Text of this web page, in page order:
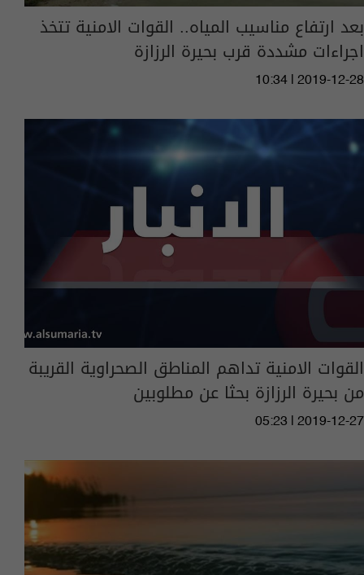
بعد ارتفاع مناسيب المياه.. القوات الامنية تتخذ
اجراءات مشددة قرب بحيرة الرزازة
10:34 | 2019-12-28
القوات الامنية تداهم المناطق الصحراوية القريبة
من بحيرة الرزازة بحثا عن مطلوبين
05:23 | 2019-12-27